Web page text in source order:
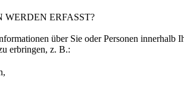
ERFASST?
über Sie oder Personen innerhalb
erbringen, z. B.: